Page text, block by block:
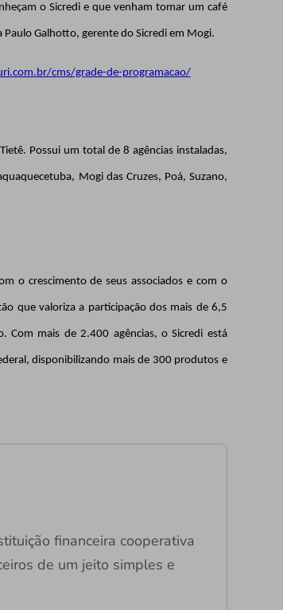
o Sicredi e que venham tomar um café
Galhotto, gerente do Sicredi em Mogi.
cms/grade-de-programacao/
Possui um total de 8 agências instaladas,
Mogi das Cruzes, Poá, Suzano,
o crescimento de seus associados e com o
que valoriza a participação dos mais de 6,5
Com mais de 2.400 agências, o Sicredi está
disponibilizando mais de 300 produtos e
financeira cooperativa
de um jeito simples e